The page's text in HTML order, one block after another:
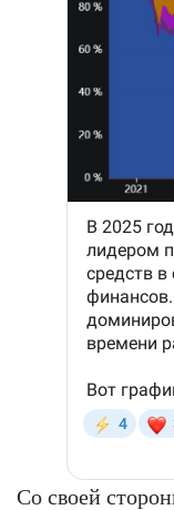
Со своей